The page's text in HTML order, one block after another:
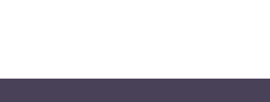
Молотова» в дом с ребенком